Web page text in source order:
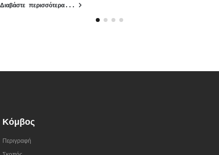
Διαβάστε περισσότερα...
Κόμβος
Περιγραφή